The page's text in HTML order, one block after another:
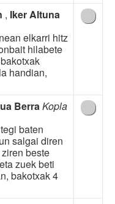
, Iker Altuna
elkarri hitz
hilabete
handian,
BerraKopla
baten
salgai diren
beste
zuek beti
bakotxak 4